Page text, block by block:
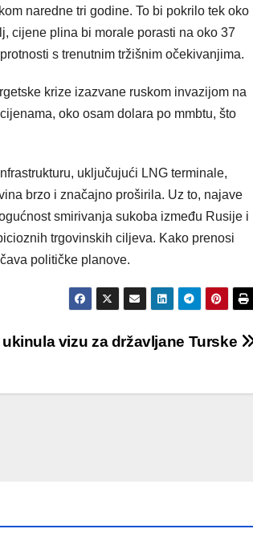
naredne tri godine. To bi pokrilo tek oko
cijene plina bi morale porasti na oko 37
s trenutnim tržišnim očekivanjima.
krize izazvane ruskom invazijom na
oko osam dolara po mmbtu, što
uključujući LNG terminale,
brzo i značajno proširila. Uz to, najave
smirivanja sukoba između Rusije i
trgovinskih ciljeva. Kako prenosi
političke planove.
vizu za državljane Turske